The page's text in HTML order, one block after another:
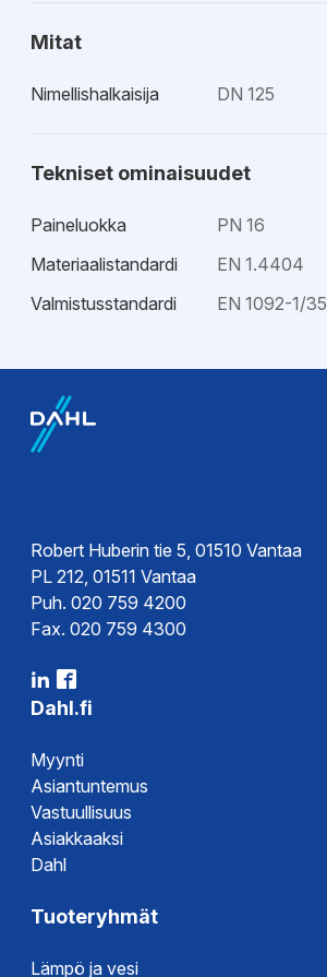
Mitat
Nimellishalkaisija DN 125
Tekniset ominaisuudet
Paineluokka
PN 16
Materiaalistandardi
EN 1.4404
Valmistusstandardi
EN 1092-1/35
EPD-
ympäristöseloste
Robert Huberin tie 5, 01510 Vantaa
PL 212, 01511 Vantaa
Puh. 020 759 4200
Fax. 020 759 4300
Dahl.fi
Myynti
Asiantuntemus
Vastuullisuus
Asiakkaaksi
Dahl
Tuoteryhmät
Lämpö ja vesi